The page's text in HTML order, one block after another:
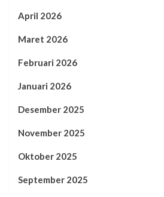
April 2026
Maret 2026
Februari 2026
Januari 2026
Desember 2025
November 2025
Oktober 2025
September 2025